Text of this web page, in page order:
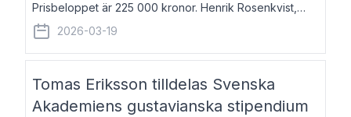
Prisbeloppet är 225 000 kronor. Henrik Rosenkvist,
född 1965, är professor i nordiska språk vid Göteborgs
universitet. Han disputerade 2004 på avhan
2026-03-19
Tomas Eriksson tilldelas Svenska
Akademiens gustavianska stipendium